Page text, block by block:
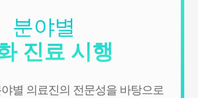
분야별
진료 시행
별 의료진의 전문성을 바탕으로